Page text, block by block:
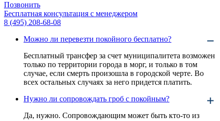
Позвонить
Бесплатная консультация с менеджером
8 (495) 208-68-08
Можно ли перевезти покойного бесплатно?
Бесплатный трансфер за счет муниципалитета возможен
только по территории города в морг, и только в том
случае, если смерть произошла в городской черте. Во
всех остальных случаях за него придется платить.
Нужно ли сопровождать гроб с покойным?
Да, нужно. Сопровождающим может быть кто-то из